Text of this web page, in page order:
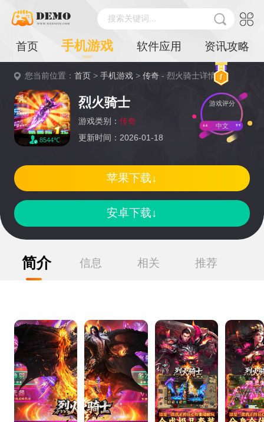
搜索关键词...
首页 手机游戏 软件应用 资讯攻略
您当前位置：首页 >手机游戏 >传奇 - 烈火骑士详情
8544℃
烈火骑士
游戏类别： 传奇
更新时间：2026-01-18
游戏评分
中文
安卓下载↓
苹果下载↓
简介 信息 相关 推荐